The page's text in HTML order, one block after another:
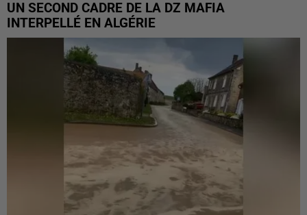
UN SECOND CADRE DE LA DZ MAFIA
INTERPELLÉ EN ALGÉRIE